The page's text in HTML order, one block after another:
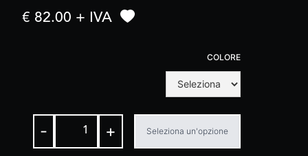
€ 82.00 + IVA
COLORE
- + Seleziona un'opzione